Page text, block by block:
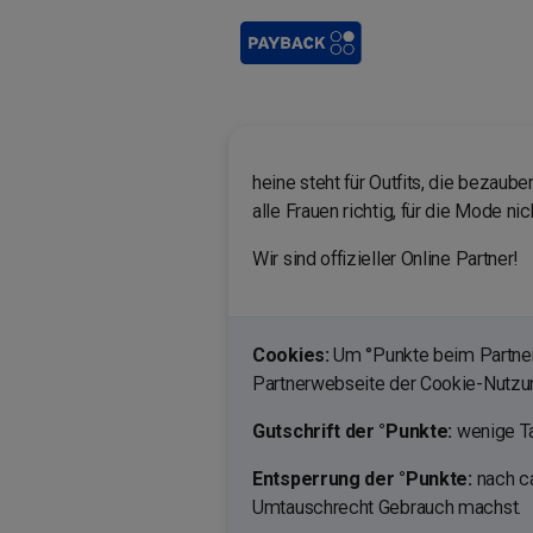
heine steht für Outfits, die
alle Frauen richtig, für die Mode
Wir sind offizieller Online Partner!
Cookies:Um °Punkte beim
Partnerwebseite der Cookie-
Gutschrift der °Punkte: wenige
Entsperrung der °Punkte: nach
Umtauschrecht Gebrauch machst.